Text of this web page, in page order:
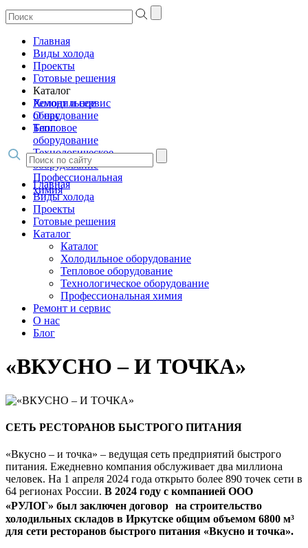
Главная
Виды холода
Проекты
Готовые решения
Каталог
Холодильное
оборудование
Тепловое
оборудование
Технологическое
оборудование
Профессиональная
химия
Ремонт и сервис
О нас
Блог
Главная
Виды холода
Проекты
Готовые решения
Каталог
Каталог
Холодильное оборудование
Тепловое оборудование
Технологическое оборудование
Профессиональная химия
Ремонт и сервис
О нас
Блог
«ВКУСНО – И ТОЧКА»
СЕТЬ РЕСТОРАНОВ БЫСТРОГО ПИТАНИЯ
«Вкусно – и точка» – ведущая сеть предприятий быстрого
питания. Ежедневно компания обслуживает два миллиона
человек. На 1 апреля 2024 года открыто более 890 точек сети в
64 регионах России. В 2024 году с компанией ООО
«РУЛОГ» был заключен договор на строительство
холодильных складов в Иркутске общим объемом 6800 м³
для сети ресторанов быстрого питания «Вкусно и точка».